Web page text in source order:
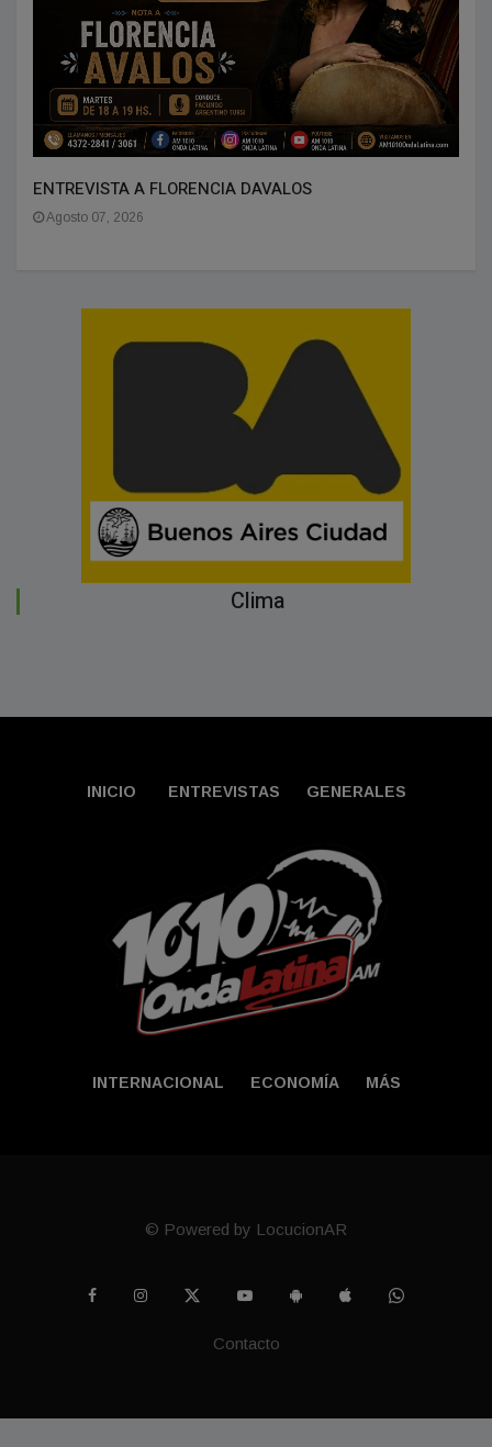
ENTREVISTA A FLORENCIA DAVALOS
Agosto 07, 2026
Clima
INICIO ENTREVISTAS GENERALES
INTERNACIONAL ECONOMÍA MÁS
© Powered by LocucionAR
Contacto